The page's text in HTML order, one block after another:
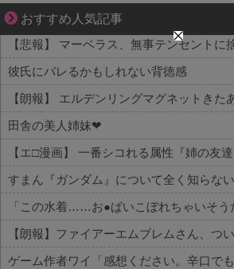
おすすめ人気記事
恋は疑惑に染まり、狂気へ変わる
【悲報】 マーベラス、無事テンセントに
彼氏にバレるかもしれない背徳感
【朗報】 エルデンリングマグネットきた
田舎の美人姉妹❤
【エ□漫画】 一番シコれる属性『姉の友